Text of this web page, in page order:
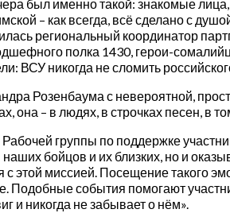
был именно такой: знакомые
– как всегда, всё сделано с
региональный координатор
полка 1430, герои-
ВСУ никогда не сломить
Розенбаума с невероятной,
она – в людях, в строчках песен, в
группы по поддержке
бойцов и их близких, но и
с этой миссией. Посещение
Подобные события помогают
и никогда не забывает о нём».